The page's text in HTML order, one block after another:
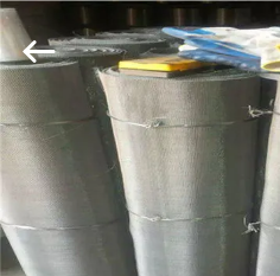
家
へ
製
ヤ
ー.
Copyright
©
2019
-
2026
Hebei
Nova
Metal
Products
All
Rights
Reserved.